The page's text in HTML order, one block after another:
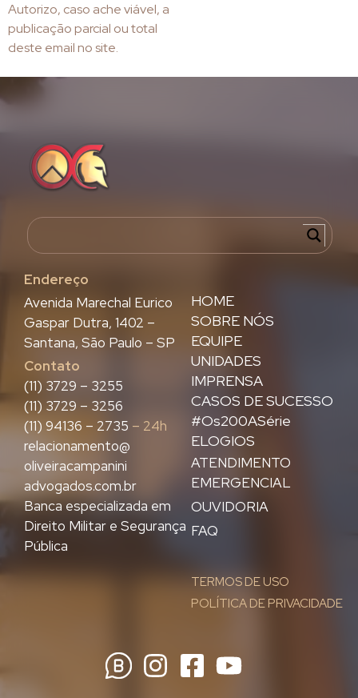
Autorizo, caso ache viável, a
publicação parcial ou total
deste email no site.
Endereço
HOME
SOBRE NÓS
EQUIPE
UNIDADES
IMPRENSA
CASOS DE SUCESSO
#Os200ASérie
ELOGIOS
ATENDIMENTO
EMERGENCIAL
OUVIDORIA
FAQ
TERMOS DE USO
POLÍTICA DE PRIVACIDADE
Avenida Marechal Eurico
Gaspar Dutra, 1402 –
Santana, São Paulo – SP
Contato
(11) 3729 – 3255
(11) 3729 – 3256
(11) 94136 – 2735 – 24h
relacionamento@
oliveiracampanini
advogados.com.br
Banca especializada em
Direito Militar e Segurança
Pública